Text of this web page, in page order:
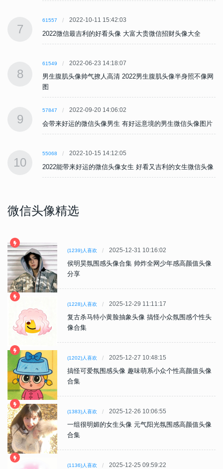
7
61557 2022-10-11 15:42:03
2022微信最吉利的好看头像 大富大贵微信招财头像大全
8
61549 2022-06-23 14:18:07
男生腹肌头像帅气撩人高清 2022男生腹肌头像半身照不像网
图
9
57847 2022-09-20 14:06:02
会带来好运的微信头像男生 有好运意境的男生微信头像图片
10
55068 2022-10-15 14:12:05
2022能带来好运的微信头像女生 好看又吉利的女生微信头像
微信头像精选
(1239)人喜欢 2025-12-31 10:16:02
侯明昊氛围感头像合集 帅炸全网少年感高颜值头像
分享
(1228)人喜欢 2025-12-29 11:11:17
复古杀马特小黄脸抽象头像 搞怪小众氛围感个性头
像合集
(1202)人喜欢 2025-12-27 10:48:15
搞怪可爱氛围感头像 趣味萌系小众个性高颜值头像
合集
(1383)人喜欢 2025-12-26 10:06:55
一组很明媚的女生头像 元气阳光氛围感高颜值头像
合集
(1136)人喜欢 2025-12-25 09:59:22